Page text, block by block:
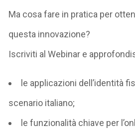
Ma cosa fare in pratica per
questa innovazione?
Iscriviti al Webinar e
le applicazioni dell’identità
scenario italiano;
le funzionalità chiave per